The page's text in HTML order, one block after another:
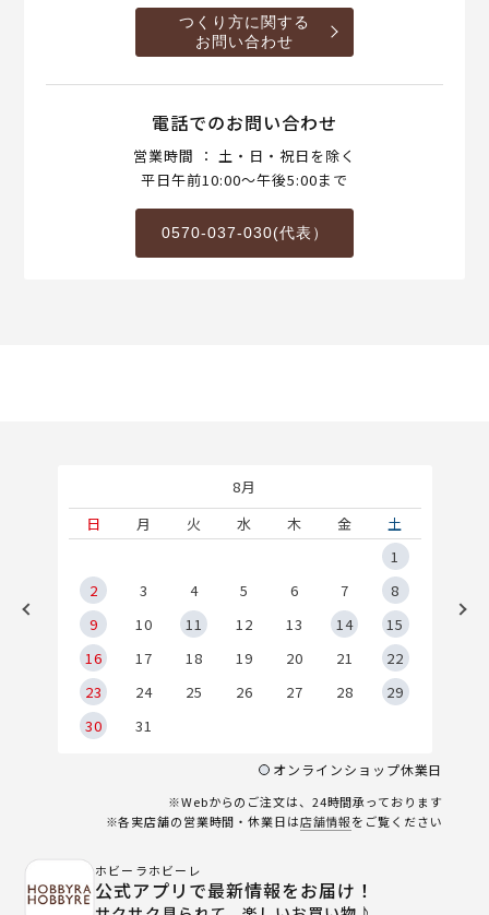
つくり方に関する
お問い合わせ
電話でのお問い合わせ
営業時間 ： 土・日・祝日を除く
平日午前10:00～午後5:00まで
0570-037-030(代表）
8月
日
月 火 水 木 金
土
1
2
3 4 5 6 7
8
9
10 11 12 13 14
15
16
17 18 19 20 21
22
23
24 25 26 27 28
29
30
31
オンラインショップ休業日
※Webからのご注文は、24時間承っております
※各実店舗の営業時間・休業日は店舗情報をご覧ください
ホビーラホビーレ
公式アプリで最新情報をお届け！